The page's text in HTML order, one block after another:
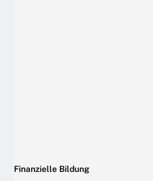
Finanzielle Bildung